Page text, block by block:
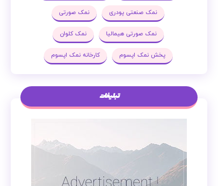
نمک صنعتی پودری نمک صورتی
نمک صورتی هیمالیا نمک کلوان
پخش نمک اپسوم کارخانه نمک اپسوم
تبلیغات